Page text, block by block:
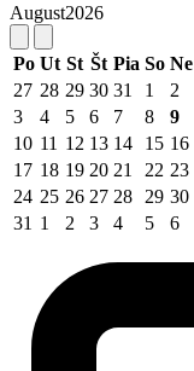
August2026
Po Ut St Št Pia So Ne
27 28 29 30 31 1
2
3
4 5 6 7 8
9
10 11 12 13 14 15 16
17 18 19 20 21 22 23
24 25 26 27 28 29 30
31 1 2 3 4 5 6